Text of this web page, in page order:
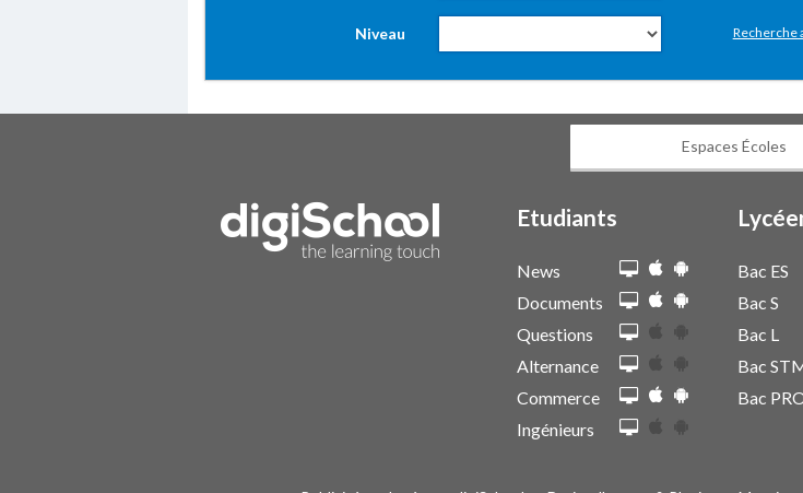
Niveau Recherche
Espaces Écoles
Etudiants
News
Documents
Questions
Alternance
Commerce
Ingénieurs
Bac ES
Bac S
Bac L
Bac
Bac